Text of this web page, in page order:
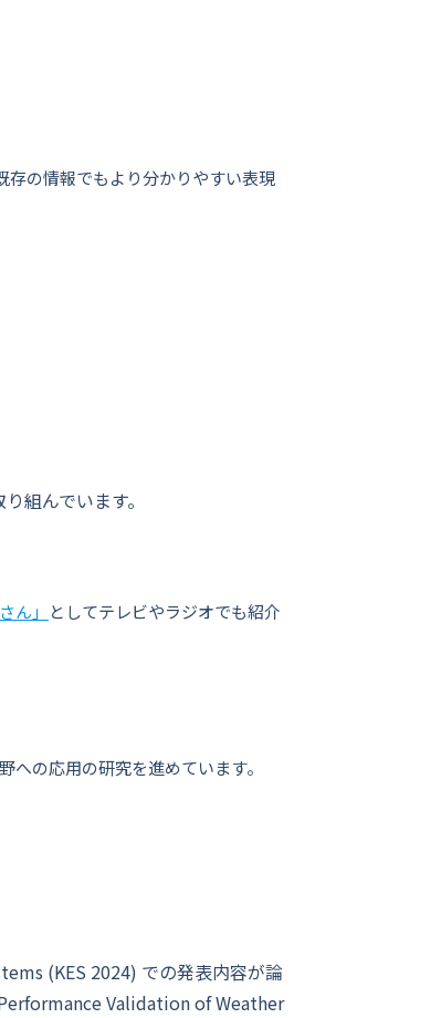
存の情報でもより分かりやすい表現
組んでいます。
ん」 としてテレビやラジオでも紹介
の応用の研究を進めています。
(KES 2024) での発表内容が論
Validation of Weather